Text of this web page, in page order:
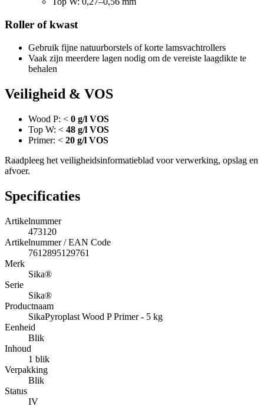
Roller of kwast
Gebruik fijne natuurborstels of korte lamsvachtrollers
Vaak zijn meerdere lagen nodig om de vereiste laagdikte te
behalen
Veiligheid & VOS
Wood P: < 0 g/l VOS
Top W: < 48 g/l VOS
Primer: < 20 g/l VOS
Raadpleeg het veiligheidsinformatieblad voor verwerking, opslag en
afvoer.
Specificaties
Artikelnummer
473120
Artikelnummer / EAN Code
7612895129761
Merk
Sika®
Serie
Sika®
Productnaam
SikaPyroplast Wood P Primer - 5 kg
Eenheid
Blik
Inhoud
1 blik
Verpakking
Blik
Status
IV